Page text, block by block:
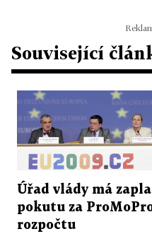
Související
Úřad vlády má
pokutu za
rozpočtu